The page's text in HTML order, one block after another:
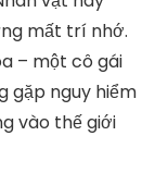
mất trí nhớ.
– một cô gái
gặp nguy hiểm
vào thế giới